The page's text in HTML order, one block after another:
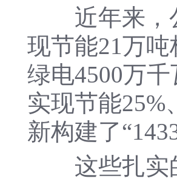
近年来，公
现节能21万
绿电4500万
实现节能25%
新构建了
这些扎实的